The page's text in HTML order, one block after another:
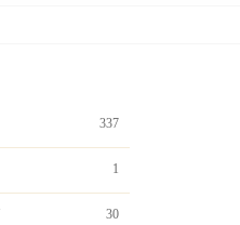
337
1
30